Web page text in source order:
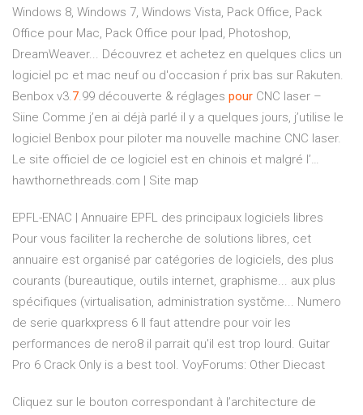
Windows 8, Windows 7, Windows Vista, Pack Office, Pack
Office pour Mac, Pack Office pour Ipad, Photoshop,
DreamWeaver... Découvrez et achetez en quelques clics un
logiciel pc et mac neuf ou d'occasion ŕ prix bas sur Rakuten.
Benbox v3.7.99 découverte & réglages pour CNC laser –
Siine Comme j’en ai déjà parlé il y a quelques jours, j’utilise le
logiciel Benbox pour piloter ma nouvelle machine CNC laser.
Le site officiel de ce logiciel est en chinois et malgré l’…
hawthornethreads.com | Site map
EPFL-ENAC | Annuaire EPFL des principaux logiciels libres
Pour vous faciliter la recherche de solutions libres, cet
annuaire est organisé par catégories de logiciels, des plus
courants (bureautique, outils internet, graphisme... aux plus
spécifiques (virtualisation, administration systčme... Numero
de serie quarkxpress 6 Il faut attendre pour voir les
performances de nero8 il parrait qu'il est trop lourd. Guitar
Pro 6 Crack Only is a best tool. VoyForums: Other Diecast
Cliquez sur le bouton correspondant à l’architecture de